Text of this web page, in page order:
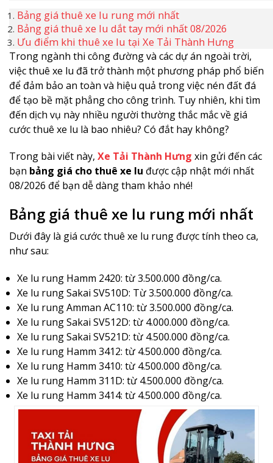
Bảng giá thuê xe lu rung mới nhất
Bảng giá thuê xe lu dắt tay mới nhất 08/2026
Ưu điểm khi thuê xe lu tại Xe Tải Thành Hưng
Trong ngành thi công đường và các dự án ngoài trời,
việc thuê xe lu đã trở thành một phương pháp phổ biến
để đảm bảo an toàn và hiệu quả trong việc nén đất đá
để tạo bề mặt phẳng cho công trình. Tuy nhiên, khi tìm
đến dịch vụ này nhiều người thường thắc mắc về giá
cước thuê xe lu là bao nhiêu? Có đắt hay không?
Trong bài viết này, Xe Tải Thành Hưng xin gửi đến các
bạn bảng giá cho thuê xe lu được cập nhật mới nhất
08/2026 để bạn dễ dàng tham khảo nhé!
Bảng giá thuê xe lu rung mới nhất
Dưới đây là giá cước thuê xe lu rung được tính theo ca,
như sau:
Xe lu rung Hamm 2420: từ 3.500.000 đồng/ca.
Xe lu rung Sakai SV510D: Từ 3.500.000 đồng/ca.
Xe lu rung Amman AC110: từ 3.500.000 đồng/ca.
Xe lu rung Sakai SV512D: từ 4.000.000 đồng/ca.
Xe lu rung Sakai SV521D: từ 4.500.000 đồng/ca.
Xe lu rung Hamm 3412: từ 4.500.000 đồng/ca.
Xe lu rung Hamm 3410: từ 4.500.000 đồng/ca.
Xe lu rung Hamm 311D: từ 4.500.000 đồng/ca.
Xe lu rung Hamm 3414: từ 4.500.000 đồng/ca.